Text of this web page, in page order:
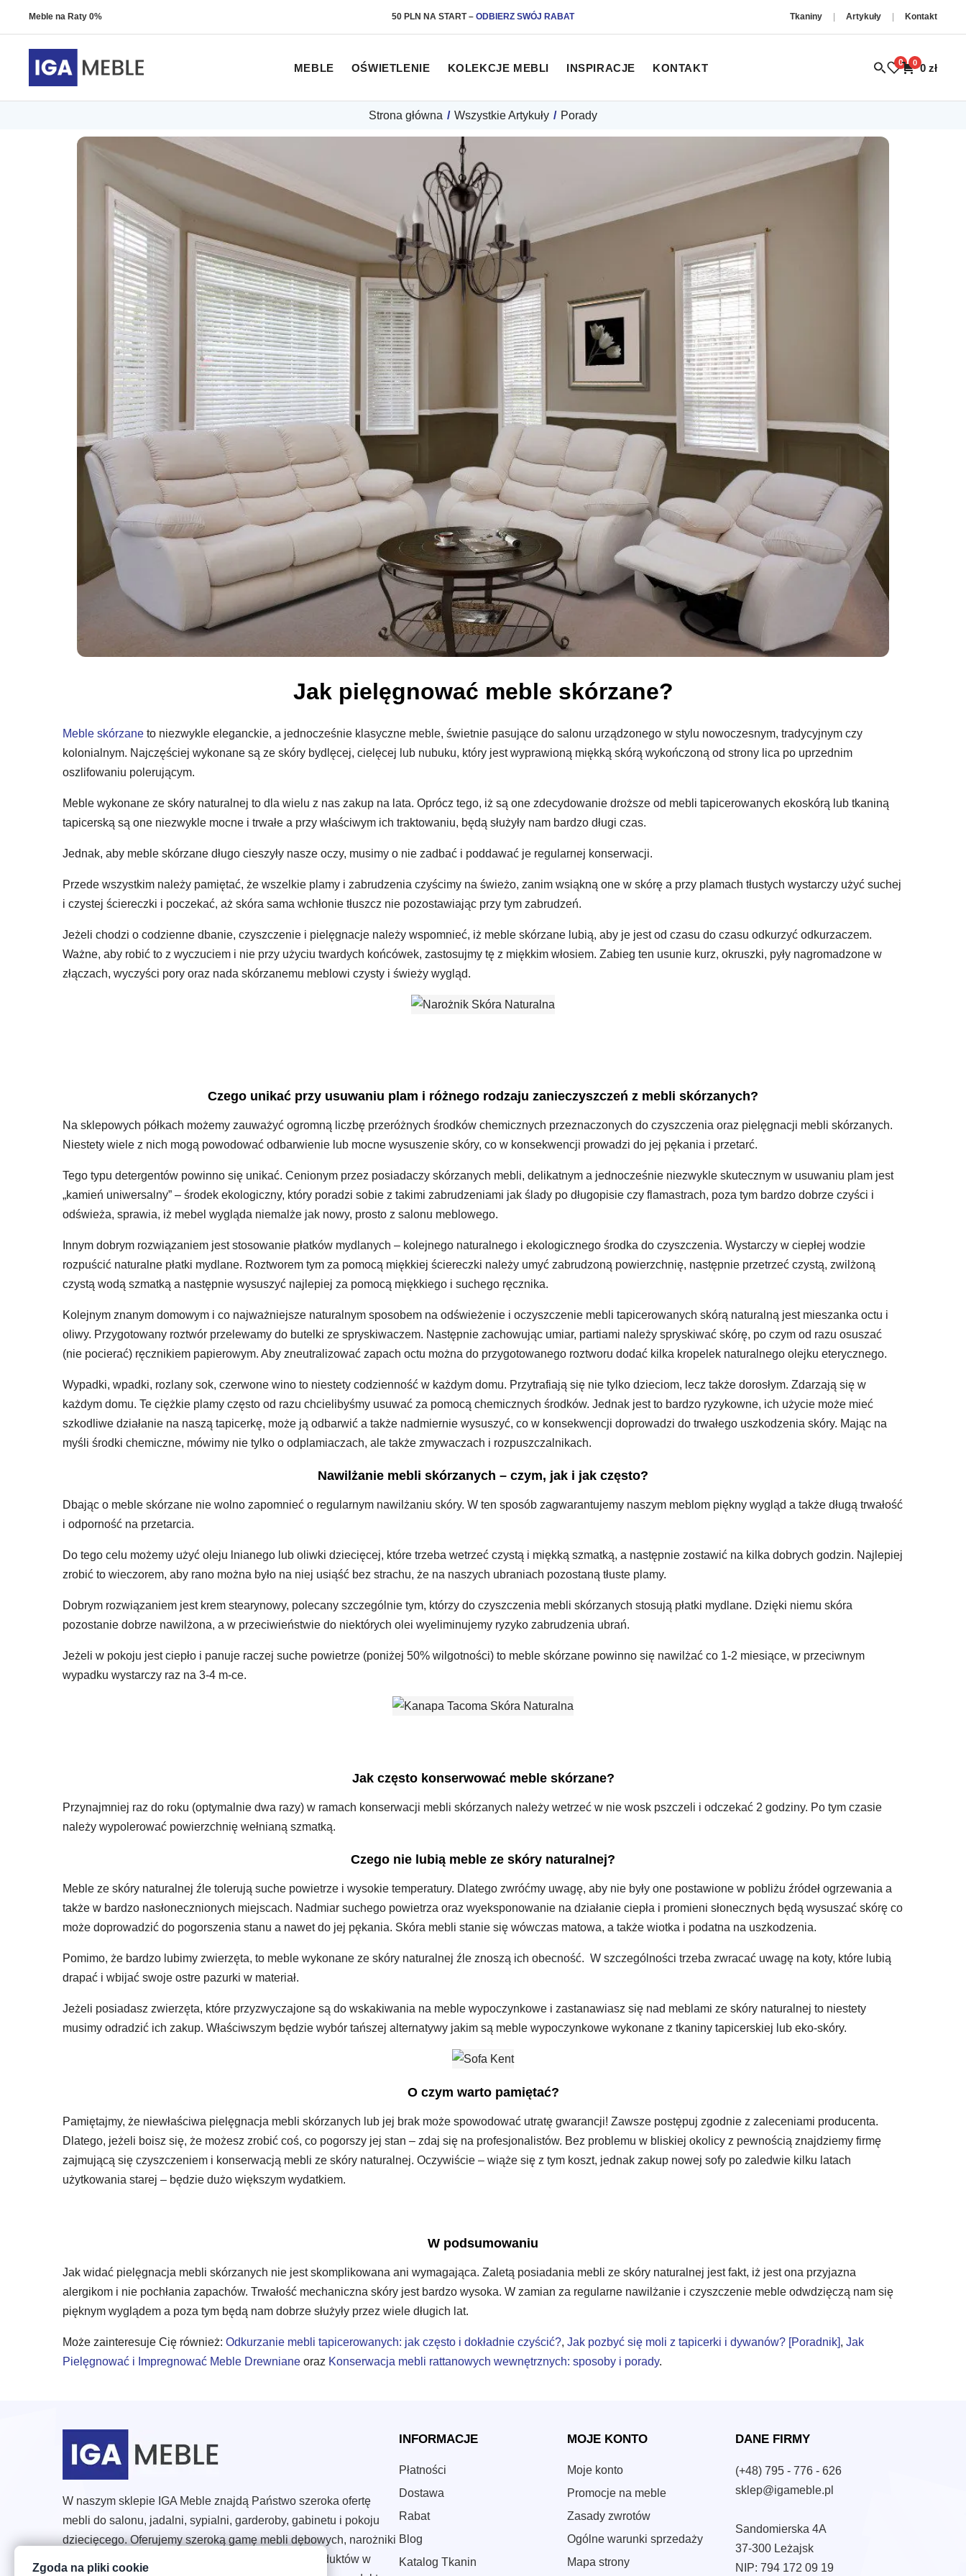
Meble na Raty 0% 50 PLN NA START– ODBIERZ SWÓJ RABAT Tkaniny Artykuły Kontakt
MEBLE OŚWIETLENIE KOLEKCJE MEBLI INSPIRACJE KONTAKT 0 0 0 zł
Strona główna / Wszystkie Artykuły / Porady
Jak pielęgnować meble skórzane?
Meble skórzane to niezwykle eleganckie, a jednocześnie klasyczne meble, świetnie pasujące do salonu urządzonego w stylu nowoczesnym, tradycyjnym czy
kolonialnym. Najczęściej wykonane są ze skóry bydlęcej, cielęcej lub nubuku, który jest wyprawioną miękką skórą wykończoną od strony lica po uprzednim
oszlifowaniu polerującym.
Meble wykonane ze skóry naturalnej to dla wielu z nas zakup na lata. Oprócz tego, iż są one zdecydowanie droższe od mebli tapicerowanych ekoskórą lub tkaniną
tapicerską są one niezwykle mocne i trwałe a przy właściwym ich traktowaniu, będą służyły nam bardzo długi czas.
Jednak, aby meble skórzane długo cieszyły nasze oczy, musimy o nie zadbać i poddawać je regularnej konserwacji.
Przede wszystkim należy pamiętać, że wszelkie plamy i zabrudzenia czyścimy na świeżo, zanim wsiąkną one w skórę a przy plamach tłustych wystarczy użyć suchej
i czystej ściereczki i poczekać, aż skóra sama wchłonie tłuszcz nie pozostawiając przy tym zabrudzeń.
Jeżeli chodzi o codzienne dbanie, czyszczenie i pielęgnacje należy wspomnieć, iż meble skórzane lubią, aby je jest od czasu do czasu odkurzyć odkurzaczem.
Ważne, aby robić to z wyczuciem i nie przy użyciu twardych końcówek, zastosujmy tę z miękkim włosiem. Zabieg ten usunie kurz, okruszki, pyły nagromadzone w
złączach, wyczyści pory oraz nada skórzanemu meblowi czysty i świeży wygląd.
Czego unikać przy usuwaniu plam i różnego rodzaju zanieczyszczeń z mebli skórzanych?
Na sklepowych półkach możemy zauważyć ogromną liczbę przeróżnych środków chemicznych przeznaczonych do czyszczenia oraz pielęgnacji mebli skórzanych.
Niestety wiele z nich mogą powodować odbarwienie lub mocne wysuszenie skóry, co w konsekwencji prowadzi do jej pękania i przetarć.
Tego typu detergentów powinno się unikać. Cenionym przez posiadaczy skórzanych mebli, delikatnym a jednocześnie niezwykle skutecznym w usuwaniu plam jest
„kamień uniwersalny” – środek ekologiczny, który poradzi sobie z takimi zabrudzeniami jak ślady po długopisie czy flamastrach, poza tym bardzo dobrze czyści i
odświeża, sprawia, iż mebel wygląda niemalże jak nowy, prosto z salonu meblowego.
Innym dobrym rozwiązaniem jest stosowanie płatków mydlanych – kolejnego naturalnego i ekologicznego środka do czyszczenia. Wystarczy w ciepłej wodzie
rozpuścić naturalne płatki mydlane. Roztworem tym za pomocą miękkiej ściereczki należy umyć zabrudzoną powierzchnię, następnie przetrzeć czystą, zwilżoną
czystą wodą szmatką a następnie wysuszyć najlepiej za pomocą miękkiego i suchego ręcznika.
Kolejnym znanym domowym i co najważniejsze naturalnym sposobem na odświeżenie i oczyszczenie mebli tapicerowanych skórą naturalną jest mieszanka octu i
oliwy. Przygotowany roztwór przelewamy do butelki ze spryskiwaczem. Następnie zachowując umiar, partiami należy spryskiwać skórę, po czym od razu osuszać
(nie pocierać) ręcznikiem papierowym. Aby zneutralizować zapach octu można do przygotowanego roztworu dodać kilka kropelek naturalnego olejku eterycznego.
Wypadki, wpadki, rozlany sok, czerwone wino to niestety codzienność w każdym domu. Przytrafiają się nie tylko dzieciom, lecz także dorosłym. Zdarzają się w
każdym domu. Te ciężkie plamy często od razu chcielibyśmy usuwać za pomocą chemicznych środków. Jednak jest to bardzo ryzykowne, ich użycie może mieć
szkodliwe działanie na naszą tapicerkę, może ją odbarwić a także nadmiernie wysuszyć, co w konsekwencji doprowadzi do trwałego uszkodzenia skóry. Mając na
myśli środki chemiczne, mówimy nie tylko o odplamiaczach, ale także zmywaczach i rozpuszczalnikach.
Nawilżanie mebli skórzanych – czym, jak i jak często?
Dbając o meble skórzane nie wolno zapomnieć o regularnym nawilżaniu skóry. W ten sposób zagwarantujemy naszym meblom piękny wygląd a także długą trwałość
i odporność na przetarcia.
Do tego celu możemy użyć oleju lnianego lub oliwki dziecięcej, które trzeba wetrzeć czystą i miękką szmatką, a następnie zostawić na kilka dobrych godzin. Najlepiej
zrobić to wieczorem, aby rano można było na niej usiąść bez strachu, że na naszych ubraniach pozostaną tłuste plamy.
Dobrym rozwiązaniem jest krem stearynowy, polecany szczególnie tym, którzy do czyszczenia mebli skórzanych stosują płatki mydlane. Dzięki niemu skóra
pozostanie dobrze nawilżona, a w przeciwieństwie do niektórych olei wyeliminujemy ryzyko zabrudzenia ubrań.
Jeżeli w pokoju jest ciepło i panuje raczej suche powietrze (poniżej 50% wilgotności) to meble skórzane powinno się nawilżać co 1-2 miesiące, w przeciwnym
wypadku wystarczy raz na 3-4 m-ce.
Jak często konserwować meble skórzane?
Przynajmniej raz do roku (optymalnie dwa razy) w ramach konserwacji mebli skórzanych należy wetrzeć w nie wosk pszczeli i odczekać 2 godziny. Po tym czasie
należy wypolerować powierzchnię wełnianą szmatką.
Czego nie lubią meble ze skóry naturalnej?
Meble ze skóry naturalnej źle tolerują suche powietrze i wysokie temperatury. Dlatego zwróćmy uwagę, aby nie były one postawione w pobliżu źródeł ogrzewania a
także w bardzo nasłonecznionych miejscach. Nadmiar suchego powietrza oraz wyeksponowanie na działanie ciepła i promieni słonecznych będą wysuszać skórę co
może doprowadzić do pogorszenia stanu a nawet do jej pękania. Skóra mebli stanie się wówczas matowa, a także wiotka i podatna na uszkodzenia.
Pomimo, że bardzo lubimy zwierzęta, to meble wykonane ze skóry naturalnej źle znoszą ich obecność. W szczególności trzeba zwracać uwagę na koty, które lubią
drapać i wbijać swoje ostre pazurki w materiał.
Jeżeli posiadasz zwierzęta, które przyzwyczajone są do wskakiwania na meble wypoczynkowe i zastanawiasz się nad meblami ze skóry naturalnej to niestety
musimy odradzić ich zakup. Właściwszym będzie wybór tańszej alternatywy jakim są meble wypoczynkowe wykonane z tkaniny tapicerskiej lub eko-skóry.
O czym warto pamiętać?
Pamiętajmy, że niewłaściwa pielęgnacja mebli skórzanych lub jej brak może spowodować utratę gwarancji! Zawsze postępuj zgodnie z zaleceniami producenta.
Dlatego, jeżeli boisz się, że możesz zrobić coś, co pogorszy jej stan – zdaj się na profesjonalistów. Bez problemu w bliskiej okolicy z pewnością znajdziemy firmę
zajmującą się czyszczeniem i konserwacją mebli ze skóry naturalnej. Oczywiście – wiąże się z tym koszt, jednak zakup nowej sofy po zaledwie kilku latach
użytkowania starej – będzie dużo większym wydatkiem.
W podsumowaniu
Jak widać pielęgnacja mebli skórzanych nie jest skomplikowana ani wymagająca. Zaletą posiadania mebli ze skóry naturalnej jest fakt, iż jest ona przyjazna
alergikom i nie pochłania zapachów. Trwałość mechaniczna skóry jest bardzo wysoka. W zamian za regularne nawilżanie i czyszczenie meble odwdzięczą nam się
pięknym wyglądem a poza tym będą nam dobrze służyły przez wiele długich lat.
Może zainteresuje Cię również: Odkurzanie mebli tapicerowanych: jak często i dokładnie czyścić?, Jak pozbyć się moli z tapicerki i dywanów? [Poradnik] , Jak
Pielęgnować i Impregnować Meble Drewniane oraz Konserwacja mebli rattanowych wewnętrznych: sposoby i porady.
W naszym sklepie IGA Meble znajdą Państwo szeroka ofertę
mebli do salonu, jadalni, sypialni, garderoby, gabinetu i pokoju
dziecięcego. Oferujemy szeroką gamę mebli dębowych, narożniki
tapicerowane, materace do łóżek i wiele innych produktów w
INFORMACJE
Płatności
Dostawa
Rabat
Blog
Katalog Tkanin
MOJE KONTO
Moje konto
Promocje na meble
Zasady zwrotów
Ogólne warunki sprzedaży
Mapa strony
DANE FIRMY
(+48) 795 - 776 - 626
sklep@igameble.pl
Sandomierska 4A
37-300 Leżajsk
NIP: 794 172 09 19
Zgoda na pliki cookie